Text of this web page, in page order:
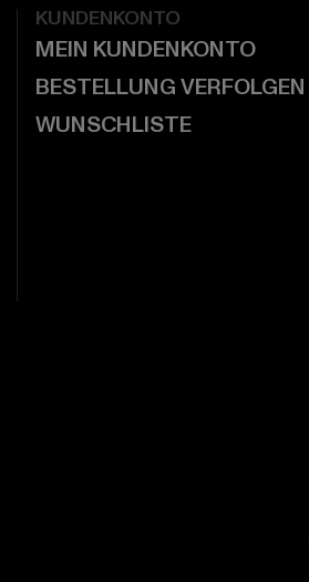
KUNDENKONTO
MEIN KUNDENKONTO
BESTELLUNG VERFOLGEN
WUNSCHLISTE